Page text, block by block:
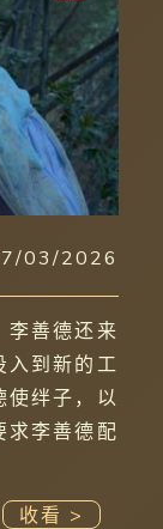
03/2026
李善德还来
入到新的工
使绊子，以
求李善德配
收看 >